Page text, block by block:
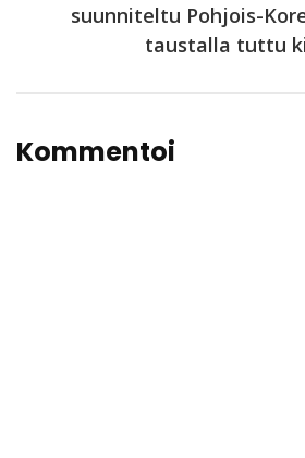
suunniteltu Pohjois-
taustalla tuttu
Kommentoi